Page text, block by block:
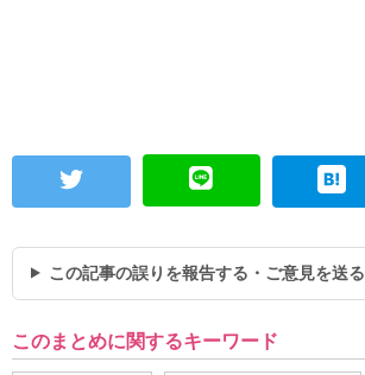
この記事の誤りを報告する・ご意見を送る
このまとめに関するキーワード